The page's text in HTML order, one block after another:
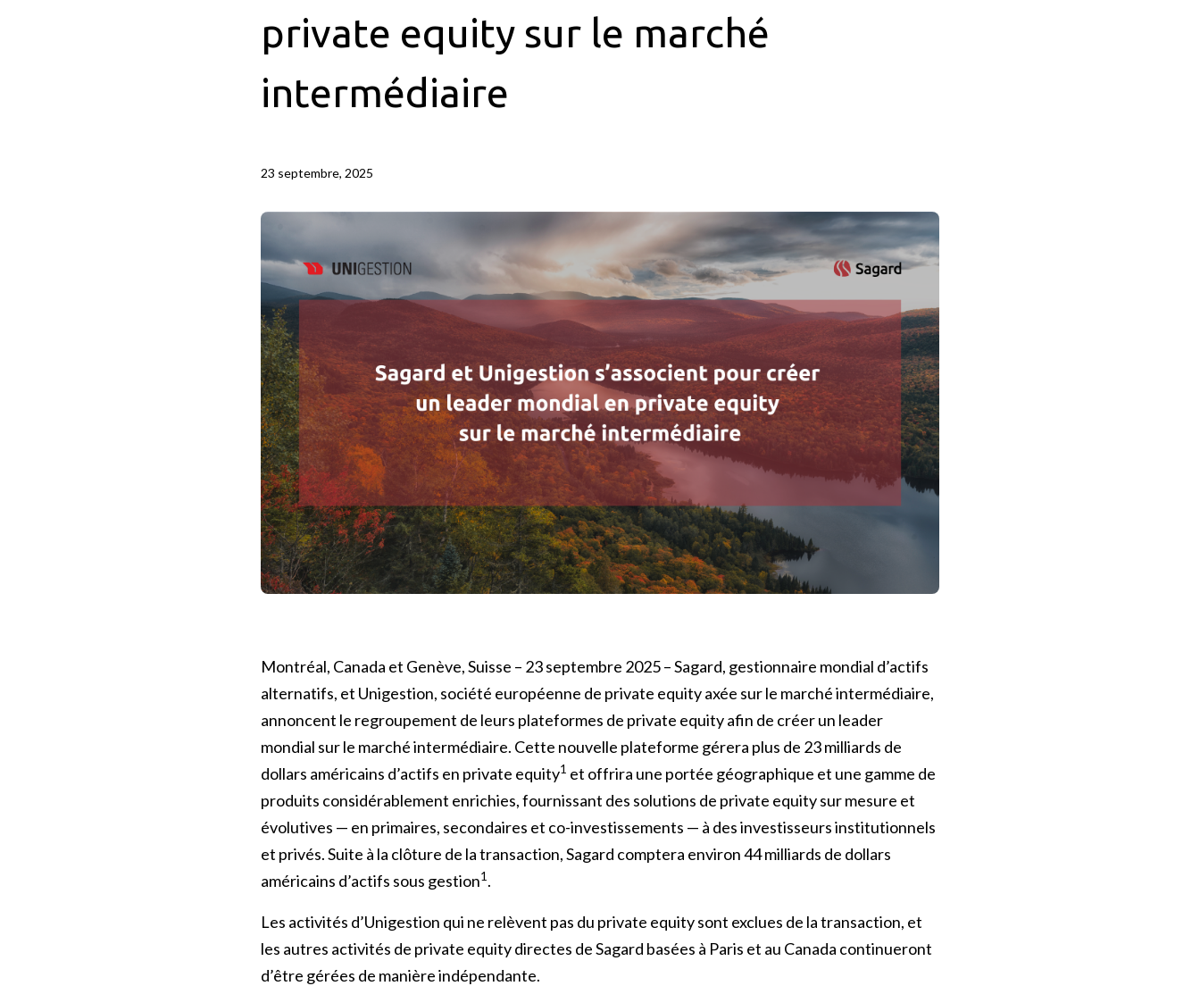
private equity sur le marché
intermédiaire
23 septembre, 2025
Montréal, Canada et Genève, Suisse – 23 septembre 2025 – Sagard, gestionnaire mondial d’actifs
alternatifs, et Unigestion, société européenne de private equity axée sur le marché intermédiaire,
annoncent le regroupement de leurs plateformes de private equity afin de créer un leader
mondial sur le marché intermédiaire. Cette nouvelle plateforme gérera plus de 23 milliards de
dollars américains d’actifs en private equity1 et offrira une portée géographique et une gamme de
produits considérablement enrichies, fournissant des solutions de private equity sur mesure et
évolutives — en primaires, secondaires et co-investissements — à des investisseurs institutionnels
et privés. Suite à la clôture de la transaction, Sagard comptera environ 44 milliards de dollars
américains d’actifs sous gestion1 .
Les activités d’Unigestion qui ne relèvent pas du private equity sont exclues de la transaction, et
les autres activités de private equity directes de Sagard basées à Paris et au Canada continueront
d’être gérées de manière indépendante.